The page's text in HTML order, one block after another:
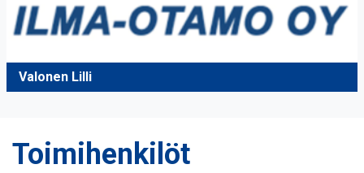
Valonen Lilli
Toimihenkilöt